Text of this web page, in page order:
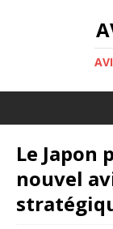
Le Japon
nouvel